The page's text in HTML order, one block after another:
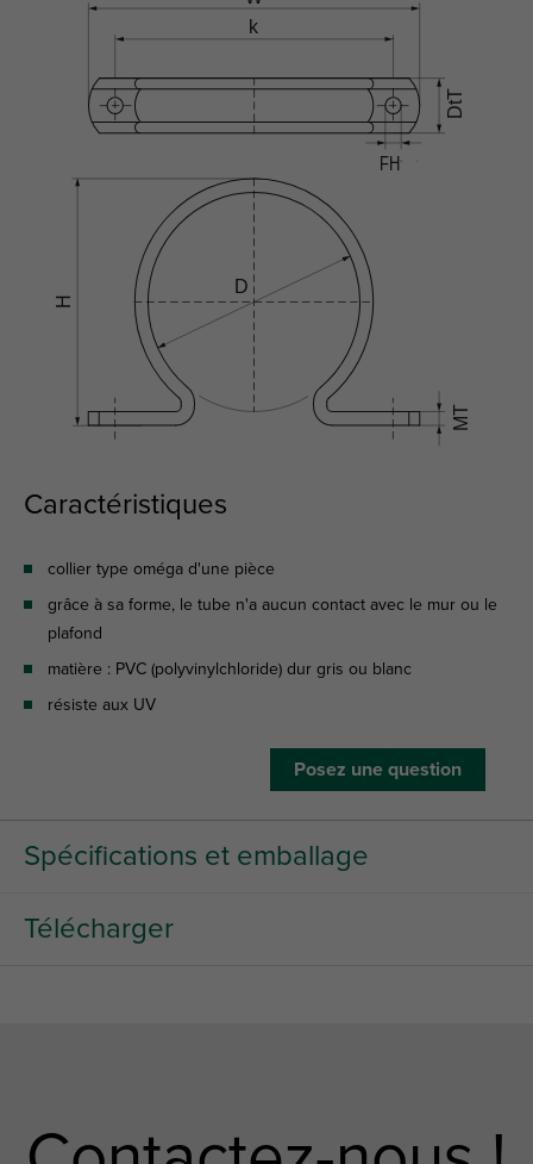
Caractéristiques
collier type oméga d'une pièce
grâce à sa forme, le tube n'a aucun contact avec le mur ou le
plafond
matière : PVC (polyvinylchloride) dur gris ou blanc
résiste aux UV
Posez une question
Spécifications et emballage
Télécharger